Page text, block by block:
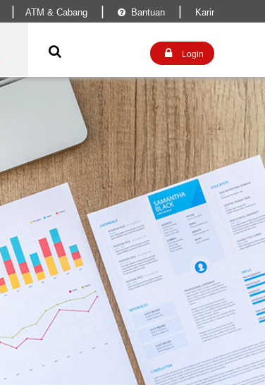
|ATM & Cabang  Bantuan Karir
  Login